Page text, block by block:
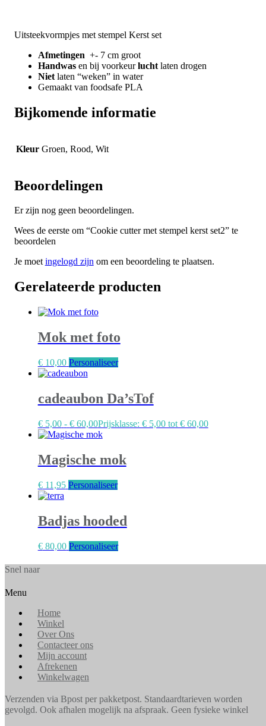
Uitsteekvormpjes met stempel Kerst set
Afmetingen +- 7 cm groot
Handwasen bij voorkeurluchtlaten drogen
Nietlaten “weken” in water
Gemaakt van foodsafe PLA
Bijkomende informatie
Kleur Groen, Rood, Wit
Beoordelingen
Er zijn nog geen beoordelingen.
Wees de eerste om “Cookie cutter met stempel kerst set2” te
beoordelen
Je moetingelogd zijnom een beoordeling te plaatsen.
Gerelateerde producten
Mok met foto
€10,00 Personaliseer
cadeaubon Da’sTof
€5,00 - €60,00Prijsklasse: € 5,00 tot € 60,00
Magische mok
€11,95 Personaliseer
Badjas hooded
€80,00 Personaliseer
Snel naar
Menu
Home
Winkel
Over Ons
Contacteer ons
Mijn account
Afrekenen
Winkelwagen
Verzenden via Bpost per pakketpost. Standaardtarieven worden
gevolgd. Ook afhalen mogelijk na afspraak. Geen fysieke winkel